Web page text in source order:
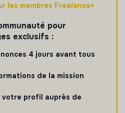
les membres Freelance+
pour
exclusifs :
4 jours avant tous
de la mission
votre profil auprès de